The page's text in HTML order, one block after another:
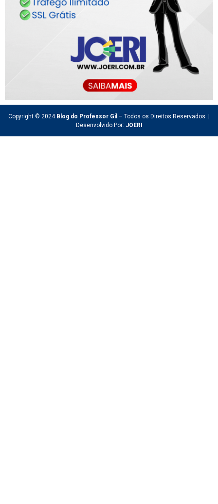
Copyright © 2024 Blog do Professor Gil – Todos os Direitos Reservados. |
Desenvolvido Por: JOERI